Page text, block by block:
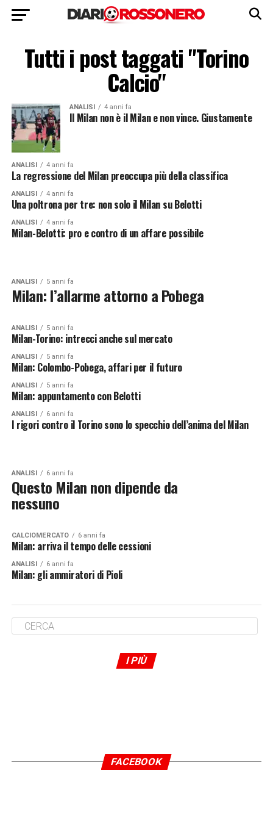
Tutti i post taggati "Torino
Calcio"
ANALISI 4 anni fa
Il Milan non è il Milan e non vince. Giustamente
ANALISI 4 anni fa
La regressione del Milan preoccupa più della classifica
ANALISI 4 anni fa
Una poltrona per tre: non solo il Milan su Belotti
ANALISI 4 anni fa
Milan-Belotti: pro e contro di un affare possibile
ANALISI 5 anni fa
Milan: l’allarme attorno a Pobega
ANALISI 5 anni fa
Milan-Torino: intrecci anche sul mercato
ANALISI 5 anni fa
Milan: Colombo-Pobega, affari per il futuro
ANALISI 5 anni fa
Milan: appuntamento con Belotti
ANALISI 6 anni fa
I rigori contro il Torino sono lo specchio dell’anima del Milan
ANALISI 6 anni fa
Questo Milan non dipende da
nessuno
CALCIOMERCATO 6 anni fa
Milan: arriva il tempo delle cessioni
ANALISI 6 anni fa
Milan: gli ammiratori di Pioli
I PIÙ
FACEBOOK